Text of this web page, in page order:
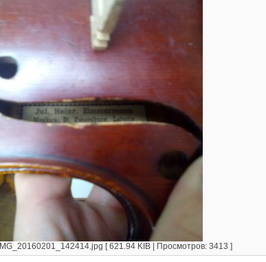
IMG_20160201_142414.jpg [ 621.94 KIB | Просмотров: 3413 ]